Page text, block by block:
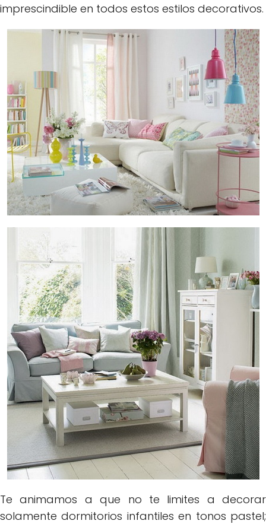
imprescindible en todos estos estilos decorativos.
Te animamos a que no te limites a decorar
solamente dormitorios infantiles en tonos pastel;